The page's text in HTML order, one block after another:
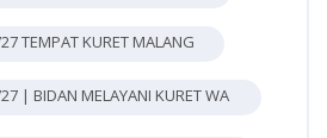
TEMPAT KURET MALANG
| BIDAN MELAYANI KURET WA